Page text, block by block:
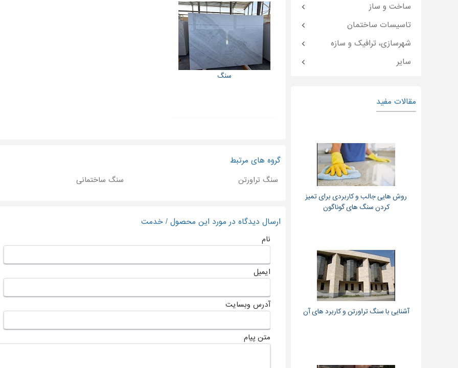
سنگ
گروه های مرتبط
سنگ تراورتن سنگ ساختمانی
ارسال دیدگاه در مورد این محصول / خدمت
نام
ایمیل
آدرس وبسایت
متن پیام
ساخت و ساز
تاسیسات ساختمان
شهرسازی، ترافیک و سازه
سایر
مقالات مفید
روش هایی جالب و کاربردی برای تمیز
کردن سنگ های گوناگون
آشنایی با سنگ تراورتن و کاربرد های آن